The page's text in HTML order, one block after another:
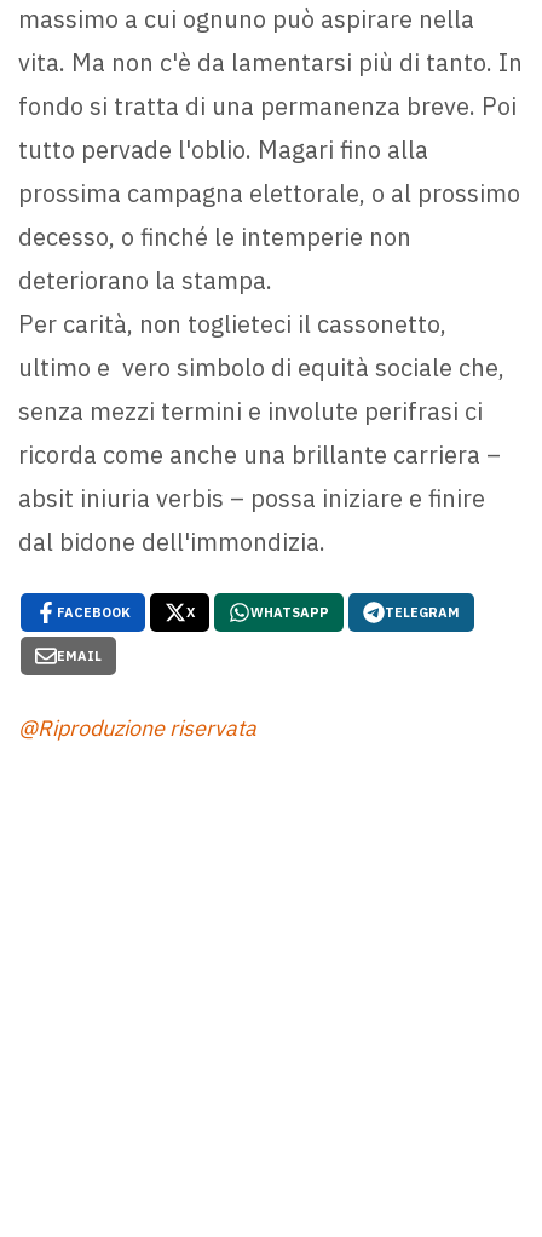
massimo a cui ognuno può aspirare nella
vita. Ma non c'è da lamentarsi più di tanto. In
fondo si tratta di una permanenza breve. Poi
tutto pervade l'oblio. Magari fino alla
prossima campagna elettorale, o al prossimo
decesso, o finché le intemperie non
deteriorano la stampa.
Per carità, non toglieteci il cassonetto,
ultimo e vero simbolo di equità sociale che,
senza mezzi termini e involute perifrasi ci
ricorda come anche una brillante carriera –
absit iniuria verbis – possa iniziare e finire
dal bidone dell'immondizia.
FACEBOOK X WHATSAPP TELEGRAM
EMAIL
@Riproduzione riservata